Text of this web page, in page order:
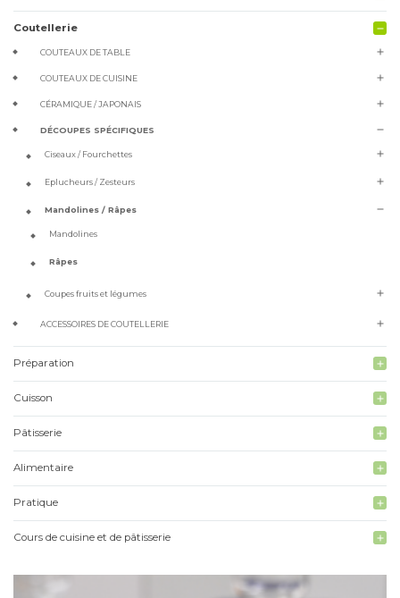
Coutellerie remove
COUTEAUX DE TABLE add
COUTEAUX DE CUISINE add
CÉRAMIQUE / JAPONAIS add
DÉCOUPES SPÉCIFIQUES remove
Ciseaux / Fourchettes add
Eplucheurs / Zesteurs add
Mandolines / Râpes remove
Mandolines
Râpes
Coupes fruits et légumes add
ACCESSOIRES DE COUTELLERIE add
Préparation add
Cuisson add
Pâtisserie add
Alimentaire add
Pratique add
Cours de cuisine et de pâtisserie add